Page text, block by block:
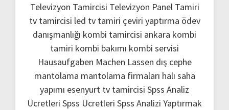
Televizyon Tamircisi Televizyon Panel Tamiri
tv tamircisi led tv tamiri çeviri yaptırma ödev
danışmanlığı kombi tamircisi ankara kombi
tamiri kombi bakımı kombi servisi
Hausaufgaben Machen Lassen dış cephe
mantolama mantolama firmaları halı saha
yapımı esenyurt tv tamircisi Spss Analiz
Ücretleri Spss Ücretleri Spss Analizi Yaptırmak